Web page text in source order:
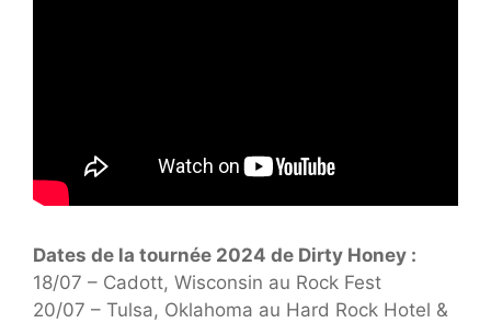
Dates de la tournée 2024 de Dirty Honey :
18/07 – Cadott, Wisconsin au Rock Fest
20/07 – Tulsa, Oklahoma au Hard Rock Hotel &